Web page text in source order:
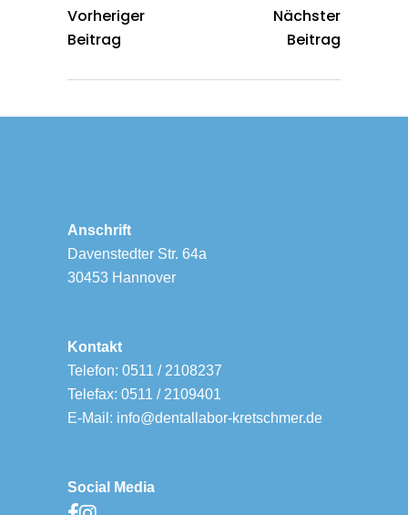
Vorheriger
Beitrag
Nächster
Beitrag
Anschrift
Davenstedter Str. 64a
30453 Hannover
Kontakt
Telefon: 0511 / 2108237
Telefax: 0511 / 2109401
E-Mail: info@dentallabor-kretschmer.de
Social Media